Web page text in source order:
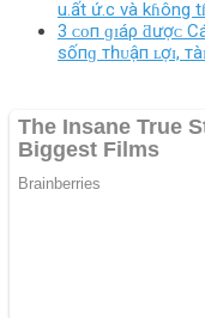
u.ất ứ.c và kɦông
3 ᴄᴏп ɡɪáρ ƌượᴄ
ѕốпɡ тһᴜậп ʟợɪ,